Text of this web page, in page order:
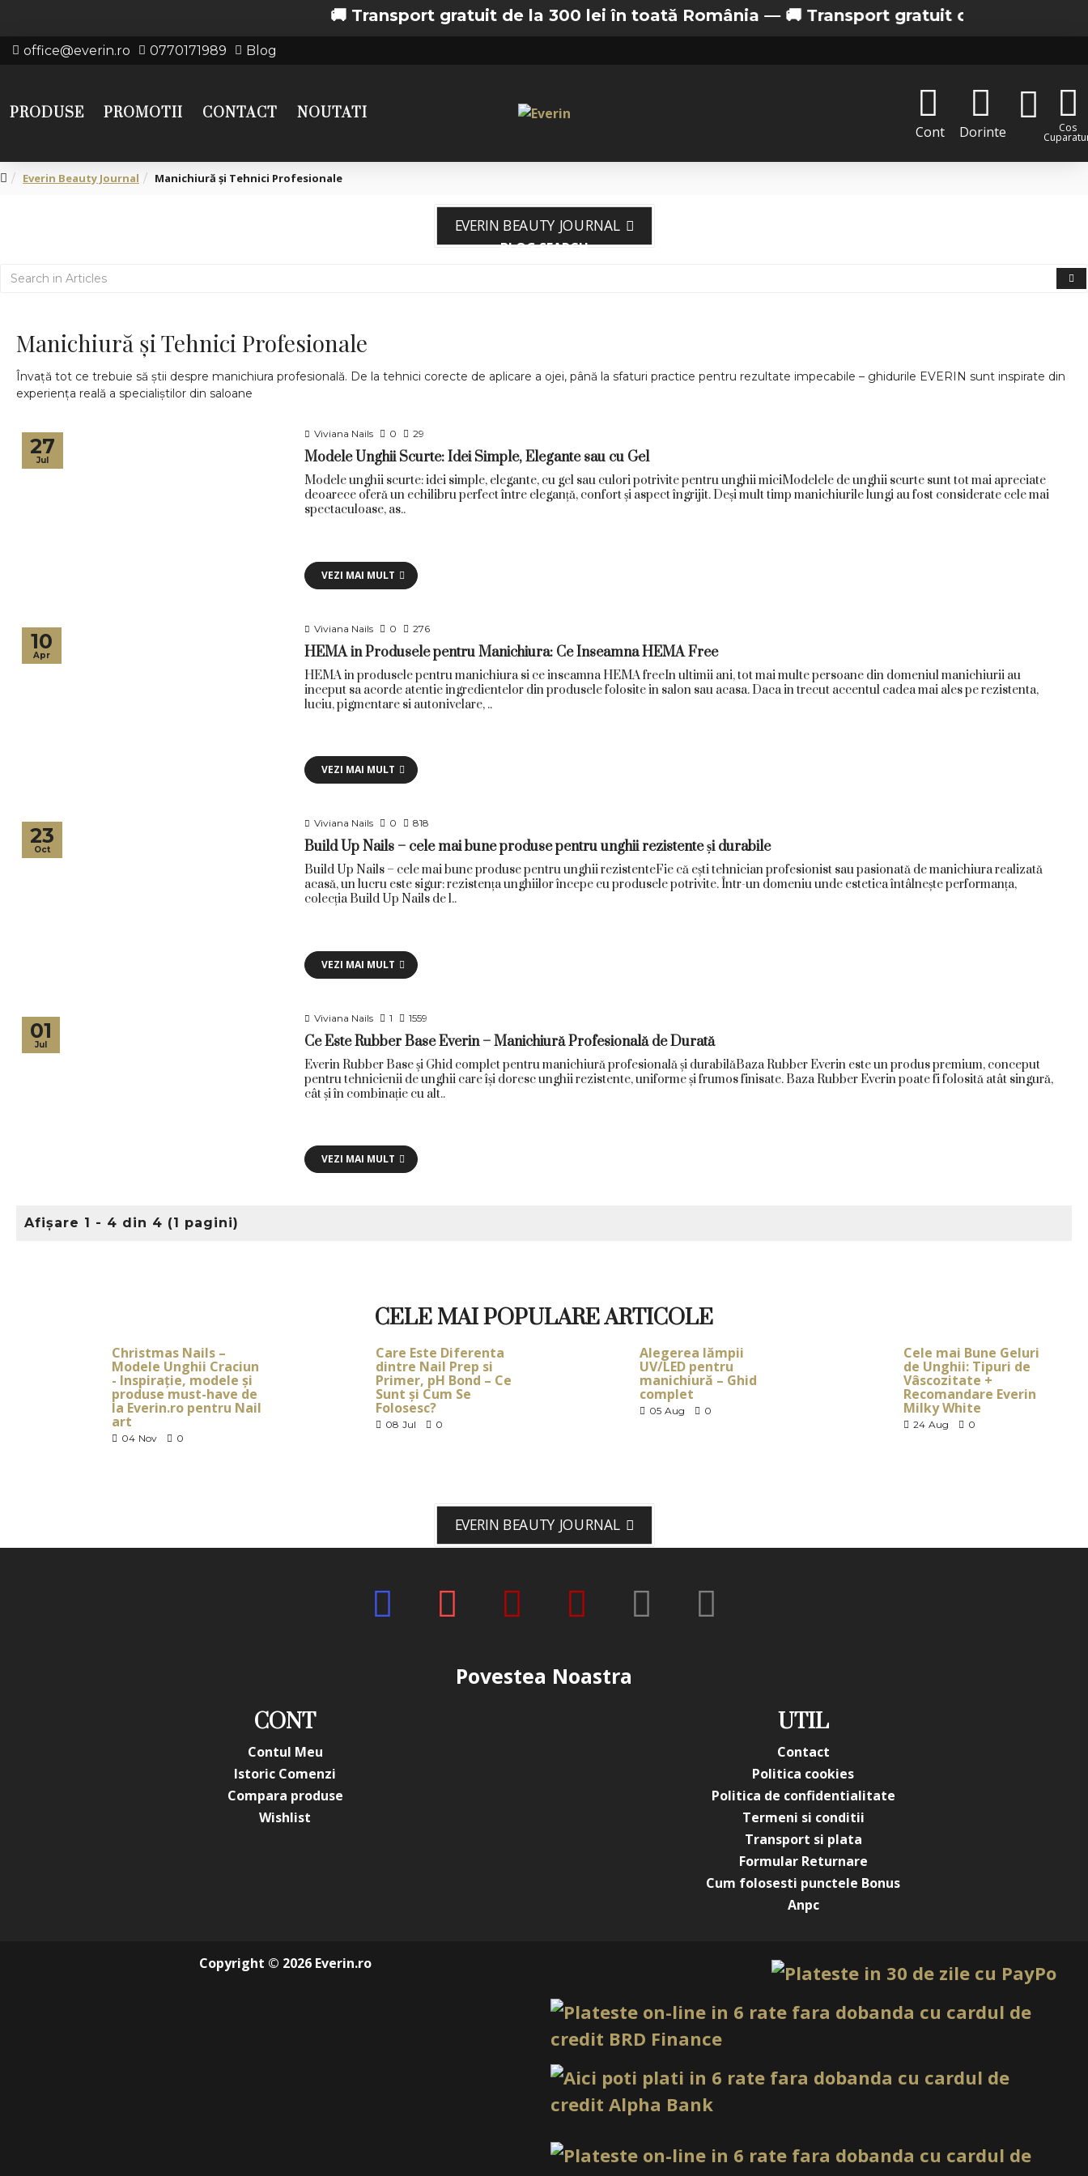
🚚 Transport gratuit de la 300 lei în toată România —🚚 Transport gratuit de la 200 lei in
office@everin.ro 0770171989 Blog
PRODUSE PROMOTII CONTACT
NOUTATI
Cont
Dorinte Cos
Everin Beauty Journal Manichiură și Tehnici Profesionale
EVERIN BEAUTY JOURNAL
BLOG SEARCH
Manichiură și Tehnici Profesionale
Învață tot ce trebuie să știi despre manichiura profesională. De la tehnici corecte de aplicare a ojei, până la sfaturi practice pentru rezultate impecabile – ghidurile EVERIN sunt inspirate din
experiența reală a specialiștilor din saloane
27
Jul
Viviana Nails 0 29
Modele Unghii Scurte: Idei Simple, Elegante sau cu Gel
Modele unghii scurte: idei simple, elegante, cu gel sau culori potrivite pentru unghii miciModelele de unghii scurte sunt tot mai apreciate
deoarece oferă un echilibru perfect între eleganță, confort și aspect îngrijit. Deși mult timp manichiurile lungi au fost considerate cele mai
spectaculoase, as..
VEZI MAI MULT
10
Apr
Viviana Nails 0 276
HEMA in Produsele pentru Manichiura: Ce Inseamna HEMA Free
HEMA in produsele pentru manichiura si ce inseamna HEMA freeIn ultimii ani, tot mai multe persoane din domeniul manichiurii au
inceput sa acorde atentie ingredientelor din produsele folosite in salon sau acasa. Daca in trecut accentul cadea mai ales pe rezistenta,
luciu, pigmentare si autonivelare, ..
VEZI MAI MULT
23
Oct
Viviana Nails 0 818
Build Up Nails – cele mai bune produse pentru unghii rezistente și durabile
Build Up Nails – cele mai bune produse pentru unghii rezistenteFie că ești tehnician profesionist sau pasionată de manichiura realizată
acasă, un lucru este sigur: rezistența unghiilor începe cu produsele potrivite. Într-un domeniu unde estetica întâlnește performanța,
colecția Build Up Nails de l..
VEZI MAI MULT
01
Jul
Viviana Nails 1 1559
Ce Este Rubber Base Everin – Manichiură Profesională de Durată
Everin Rubber Base și Ghid complet pentru manichiură profesională și durabilăBaza Rubber Everin este un produs premium, conceput
pentru tehnicienii de unghii care își doresc unghii rezistente, uniforme și frumos finisate. Baza Rubber Everin poate fi folosită atât singură,
cât și în combinație cu alt..
VEZI MAI MULT
Afişare 1 - 4 din 4 (1 pagini)
CELE MAI POPULARE ARTICOLE
Christmas Nails –
Modele Unghii Craciun
- Inspirație, modele și
produse must-have de
la Everin.ro pentru Nail
art
04 Nov 0
Care Este Diferenta
dintre Nail Prep si
Primer, pH Bond – Ce
Sunt și Cum Se
Folosesc?
08 Jul 0
Alegerea lămpii
UV/LED pentru
manichiură – Ghid
complet
05 Aug 0
Cele mai Bune Geluri
de Unghii: Tipuri de
Vâscozitate +
Recomandare Everin
Milky White
24 Aug 0
EVERIN BEAUTY JOURNAL
Povestea Noastra
CONT
Contul Meu
Istoric Comenzi
Compara produse
Wishlist
UTIL
Contact
Politica cookies
Politica de confidentialitate
Termeni si conditii
Transport si plata
Formular Returnare
Cum folosesti punctele Bonus
Anpc
Copyright © 2026 Everin.ro